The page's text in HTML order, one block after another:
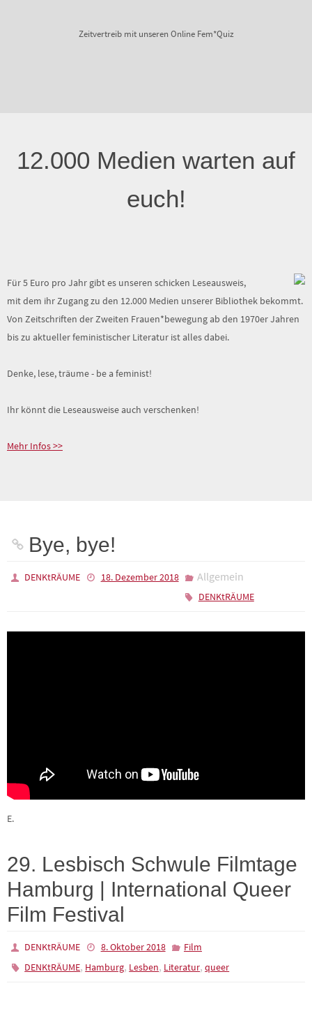
Zeitvertreib mit unseren Online Fem*Quiz
12.000 Medien warten auf
euch!
Für 5 Euro pro Jahr gibt es unseren schicken Leseausweis,
mit dem ihr Zugang zu den 12.000 Medien unserer Bibliothek bekommt.
Von Zeitschriften der Zweiten Frauen*bewegung ab den 1970er Jahren
bis zu aktueller feministischer Literatur ist alles dabei.
Denke, lese, träume - be a feminist!
Ihr könnt die Leseausweise auch verschenken!
Mehr Infos >>
Bye, bye!
DENKtRÄUME 18. Dezember 2018 Allgemein
DENKtRÄUME
E.
29. Lesbisch Schwule Filmtage
Hamburg | International Queer
Film Festival
DENKtRÄUME 8. Oktober 2018
Film
DENKtRÄUME, Hamburg, Lesben, Literatur,queer